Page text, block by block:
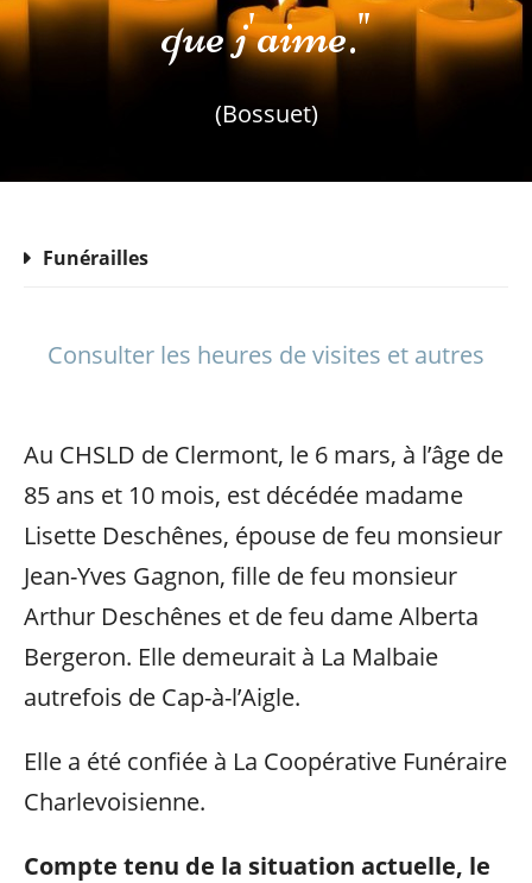
que j'aime."
(Bossuet)
Funérailles
Consulter les heures de visites et autres
Au CHSLD de Clermont, le 6 mars, à l’âge de
85 ans et 10 mois, est décédée madame
Lisette Deschênes, épouse de feu monsieur
Jean-Yves Gagnon, fille de feu monsieur
Arthur Deschênes et de feu dame Alberta
Bergeron. Elle demeurait à La Malbaie
autrefois de Cap-à-l’Aigle.
Elle a été confiée à La Coopérative Funéraire
Charlevoisienne.
Compte tenu de la situation actuelle, le